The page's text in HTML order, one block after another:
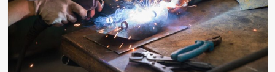
повний
розбір
інноваційних
екосистем